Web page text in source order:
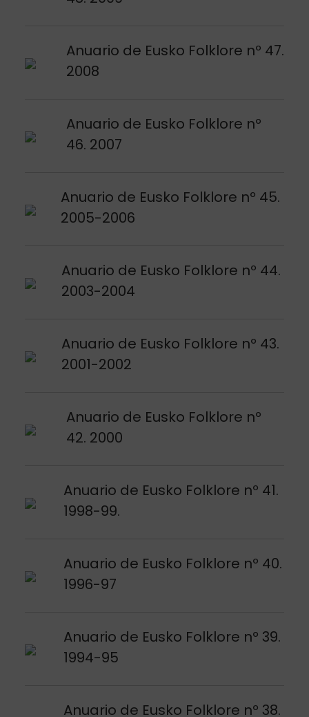
Anuario de Eusko Folklore nº 47.
2008
Argitalpena ikusi
Anuario de Eusko Folklore nº
46. 2007
Argitalpena ikusi
Anuario de Eusko Folklore nº 45.
2005-2006
Argitalpena ikusi
Anuario de Eusko Folklore nº 44.
2003-2004
Argitalpena ikusi
Anuario de Eusko Folklore nº 43.
2001-2002
Argitalpena ikusi
Anuario de Eusko Folklore nº
42. 2000
Argitalpena ikusi
Anuario de Eusko Folklore nº 41.
1998-99.
Argitalpena ikusi
Anuario de Eusko Folklore nº 40.
1996-97
Argitalpena ikusi
Anuario de Eusko Folklore nº 39.
1994-95
Argitalpena ikusi
Anuario de Eusko Folklore nº 38.
Argitalpena ikusi